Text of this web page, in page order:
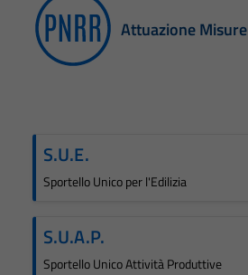
Attuazione
S.U.E.
Sportello Unico per l'Edilizia
S.U.A.P.
Sportello Unico Attività Produttive